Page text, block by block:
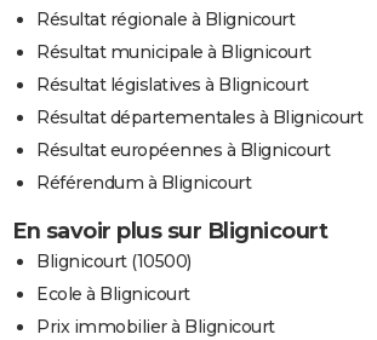
Résultat régionale à Blignicourt
Résultat municipale à Blignicourt
Résultat législatives à Blignicourt
Résultat départementales à Blignicourt
Résultat européennes à Blignicourt
Référendum à Blignicourt
En savoir plus sur Blignicourt
Blignicourt (10500)
Ecole à Blignicourt
Prix immobilier à Blignicourt